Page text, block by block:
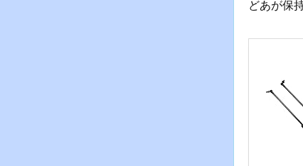
どあが保